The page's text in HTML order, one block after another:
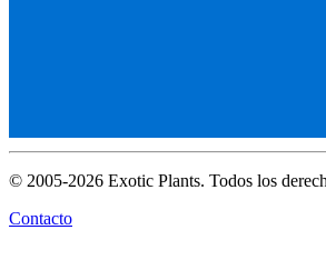
© 2005-2026 Exotic Plants. Todos los
Contacto